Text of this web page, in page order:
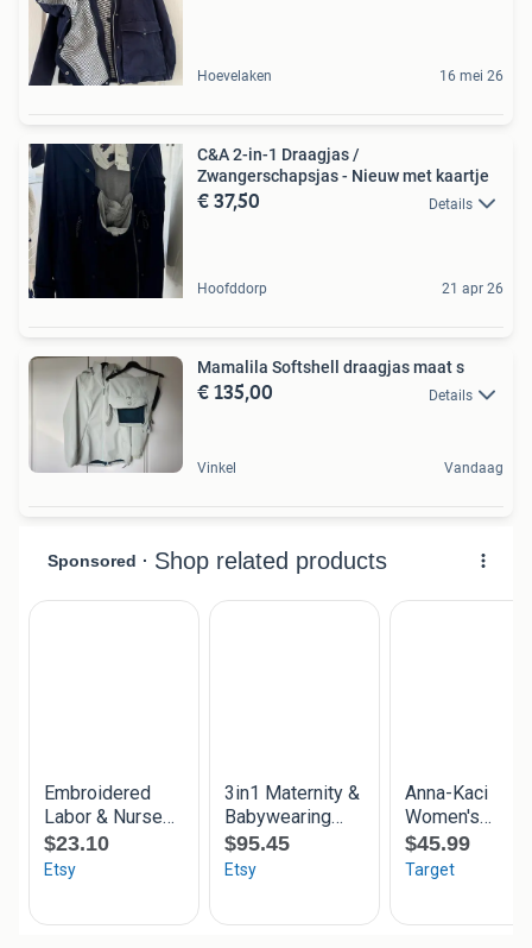
Hoevelaken 16 mei 26
C&A 2-in-1 Draagjas /
Zwangerschapsjas - Nieuw met kaartje
€ 37,50 Details
Hoofddorp 21 apr 26
Mamalila Softshell draagjas maat s
€ 135,00 Details
Vinkel Vandaag